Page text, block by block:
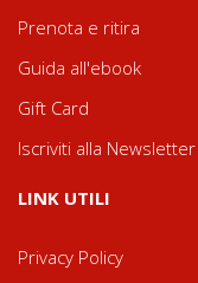
Prenota e ritira
Guida all'ebook
Gift Card
Iscriviti alla Newsletter
LINK UTILI
Privacy Policy